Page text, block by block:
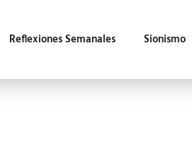
Reflexiones Semanales Sionismo